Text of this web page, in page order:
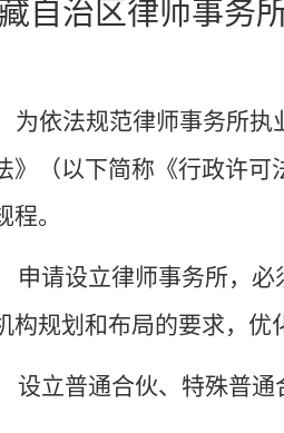
自治区律师事务
为依法规范律师事务所
》（以下简称《行政许
。
申请设立律师事务所，
构规划和布局的要求，优
设立普通合伙、特殊普